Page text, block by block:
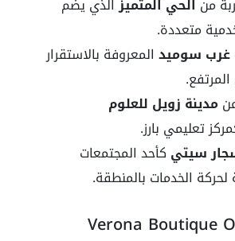
من الحي المتميزالذي يضم
متعددة.
غرب سوميد المعروفة بالاستقرار
مدينة زويل للعلوم
تعليمي بارز.
سيتي كأحد المجتمعات
لحركة الخدمات بالمنطقة.